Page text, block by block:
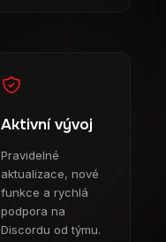
Aktivní vývoj
Pravidelné
aktualizace, nové
funkce a rychlá
podpora na
Discordu od týmu.